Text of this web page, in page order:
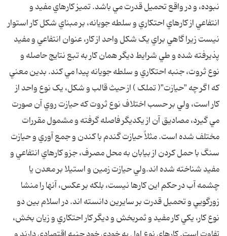
نبوده، و در واقع تحميل قدرت مي باشد. تميز کارهاي مفيد و
انتفاعي از کارهاي احتکاري و سلطه جويانه، بر مبناي شکل کار استوار
نيست زيرا گاهي براي يک شکل واحد از کار، عنوان انتفاعي و مفيد
پذيرفته شده و طي شرايط ديگر همان کار به تبع نتايج حاصله و
نوع ثروت، جنبه احتکاري و سلطه جويانه پيدا مي کند. بدين معني
که اگر چه "حيازت"( تملک ) از حيث قالب و شکل، يک نوع واحد از
کار است، ولي بر حسب اختلاف نوع ثروت که حيازت روي آن صورت
مي گيرد، مصاديق آن از يکديگر فاصله گرفته و مشمول مقررات
مختلف شده است. مثلاً حيازت گندم با کندن و جمع آوري و حيازت
سنگ با حمل کردن از بيابان به محل مصرف، جزو کارهاي انتفاعي و
مفيد شناخته شده اند.ولي حيازت زمين و استيلا بر معدن يا
چشمه آب در حکم اين کارها نيست، بلکه بر عکس، آنها را منشا
زورگويي و تحميل قدرت بر سايرين دانسته اند. در اسلام بين دو
نوع کار، يکي کار مفيد و ثمربخش و ديگر کار احتکاري و زيان بخش،